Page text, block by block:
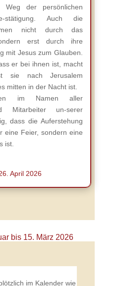
Weg der persönlichen
stätigung. Auch die
nicht durch das
erst durch ihre
mit Jesus zum Glauben.
er bei ihnen ist, macht
sie nach Jerusalem
mitten in der Nacht ist.
im Namen aller
Mitarbeiter un-serer
dass die Auferstehung
eine Feier, sondern eine
ist.
April 2026
bis 15. März 2026
im Kalender wie